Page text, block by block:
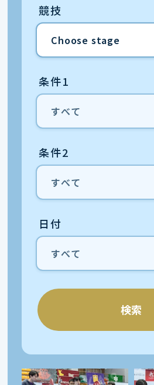
競技
条件1
条件2
日付
検索